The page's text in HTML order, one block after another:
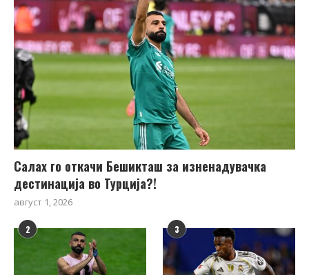
Салах го откачи Бешикташ за изненадувачка
дестинација во Турција?!
август 1, 2026
2 3